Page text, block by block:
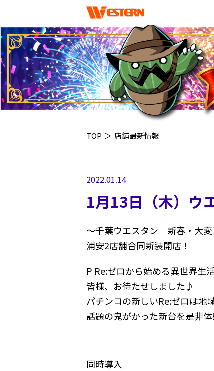
TOP ＞ 店舗最新情報
2022.01.14
1月13日（木）ウ
～千葉ウエスタン 新春・大変
浦安2店舗合同新装開店！
P Re:ゼロから始める異世界生
皆様、お待たせしました♪
パチンコの新しいRe:ゼロは地
話題の鬼がかった新台を是非
同時導入